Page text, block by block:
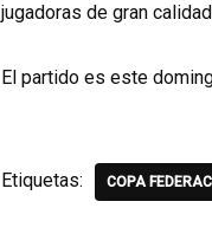
jugadoras de gran
El partido es este
Etiquetas: COPA